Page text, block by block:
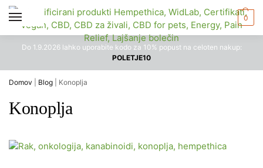
0
Do 1.9.2026 lahko uporabite kodo za 10% popust na celoten nakup:
POLETJE10
Domov Blog Konoplja
Konoplja